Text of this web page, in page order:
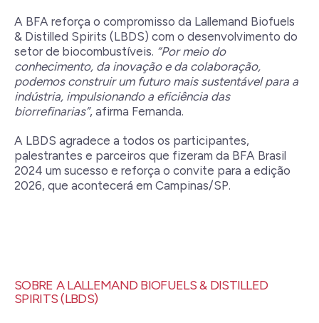
A BFA reforça o compromisso da Lallemand Biofuels
& Distilled Spirits (LBDS) com o desenvolvimento do
setor de biocombustíveis. “Por meio do
conhecimento, da inovação e da colaboração,
podemos construir um futuro mais sustentável para a
indústria, impulsionando a eficiência das
biorrefinarias”, afirma Fernanda.
A LBDS agradece a todos os participantes,
palestrantes e parceiros que fizeram da BFA Brasil
2024 um sucesso e reforça o convite para a edição
2026, que acontecerá em Campinas/SP.
SOBRE A LALLEMAND BIOFUELS & DISTILLED
SPIRITS (LBDS)